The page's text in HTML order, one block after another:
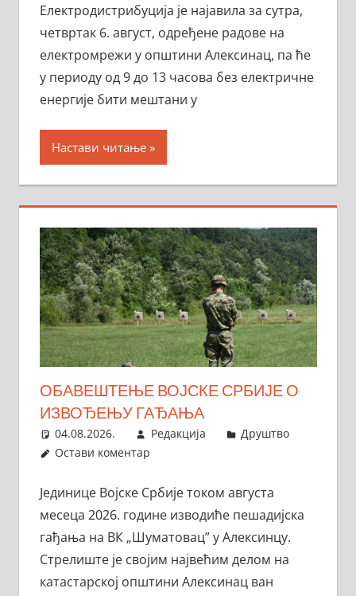
Електродистрибуција је најавила за сутра,
четвртак 6. август, одређене радове на
електромрежи у општини Алексинац, па ће
у периоду од 9 до 13 часова без електричне
енергије бити мештани у
Настави читање
ОБАВЕШТЕЊЕ ВОЈСКЕ СРБИЈЕ О
ИЗВОЂЕЊУ ГАЂАЊА
04.08.2026. Редакција
Друштво
Остави коментар
Јединице Војске Србије током августа
месеца 2026. године изводиће пешадијска
гађања на ВК „Шуматовац” у Алексинцу.
Стрелиште је својим највећим делом на
катастарској општини Алексинац ван